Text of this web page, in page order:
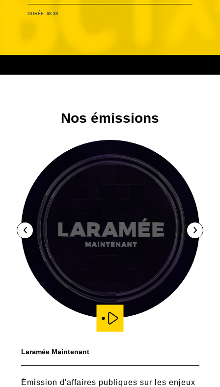
DURÉE: 08:38
Nos émissions
Laramée Maintenant
Émission d'affaires publiques sur les enjeux